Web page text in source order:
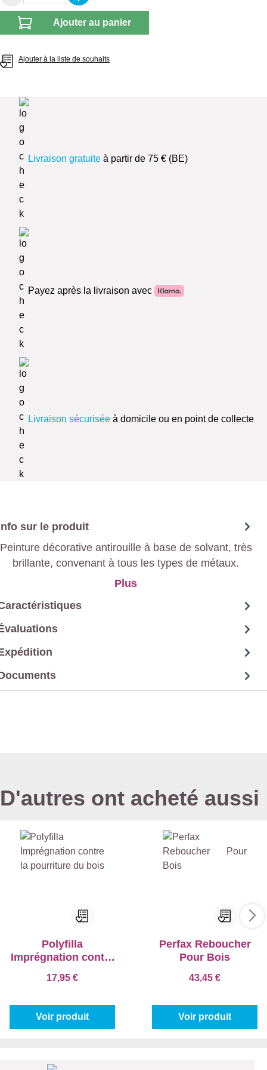
Ajouter au panier
Ajouter à la liste de souhaits
Livraison gratuite à partir de 75 € (BE)
Payez après la livraison avec
Livraison sécurisée à domicile ou en point de collecte
sur le produit
Peinture décorative antirouille à base de solvant, très
brillante, convenant à tous les types de métaux.
Plus
D'autres ont acheté aussi
Polyfilla
Imprégnation contre
17,95 €
Voir produit
Perfax Reboucher
Pour Bois
43,45 €
Voir produit